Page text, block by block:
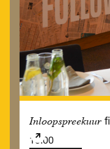
Inloopspreekuur
10.00